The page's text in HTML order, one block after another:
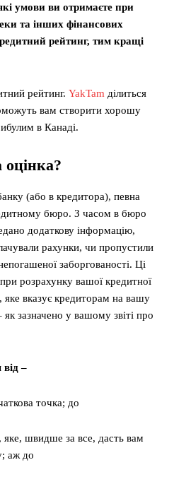
умови ви отримаєте при
та інших фінансових
рейтинг, тим кращі
рейтинг. YakTam ділиться
вам створити хорошу
в Канаді.
(або в кредитора), певна
бюро. З часом в бюро
додаткову інформацію,
рахунки, чи пропустили
заборгованості. Ці
розрахунку вашої кредитної
яке вказує кредиторам на вашу
як зазначено у вашому звіті про
–
точка; до
яке, швидше за все, дасть вам
аж до